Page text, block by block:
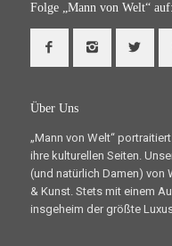
Folge „Mann von Welt“ auf:
Über Uns
„Mann von Welt“
ihre kulturellen Seiten.
(und natürlich Damen) von
& Kunst. Stets mit einem
insgeheim der größte